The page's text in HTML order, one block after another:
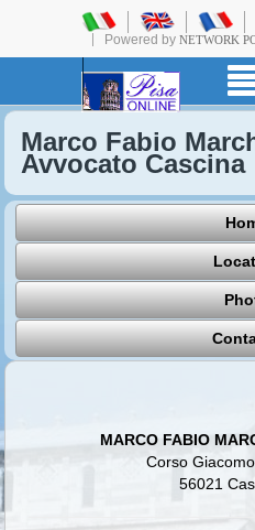
Powered by NETWORK
Marco Fabio
Avvocato Cascina
MARCO FABIO
Corso
56021